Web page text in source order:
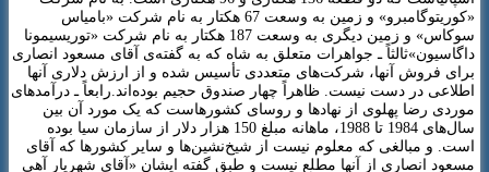
«کوریتوگامبرو» و زمین به وسعت 67 هکتار به نام شرکت «بامیاس
سوکاس» و زمین دیگری به وسعت 187 هکتار به نام شرکت «توریسیمونا
داگاسیون»ثالثاً ـ جواهرات متعلق به شاه که به گفته‌ی آقای مسعود انصاری
برای فروش آنها، شرکت‌های متعددی تأسیس شده و از ارزش دلاری آنها
اطلاعی در دست نیست. ظاهراً چهار صندوق حجیم بوده‌اند.رابعاً ـ درآمدهای
موردی رضا پهلوی از نهادها و روسای کشورهاست که یک مورد آن بین
سال‌های 1984 تا 1988، ماهانه مبلغ 150 هزار دلار از سازمان سیا بوده
است. و مبالغی که معلوم نیست از شیخ‌نشین‌ها و سایر کشورها که آقای
مسعود انصاری از آنها مطلع نیست و طبق گفته ایشان «آقای شهریار آهی